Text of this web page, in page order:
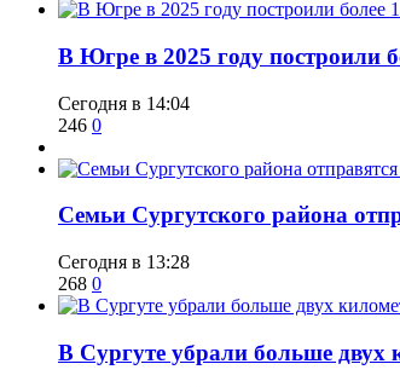
​В Югре в 2025 году построили
Сегодня в 14:04
246 0
​Семьи Сургутского района
Сегодня в 13:28
268 0
​В Сургуте убрали больше двух